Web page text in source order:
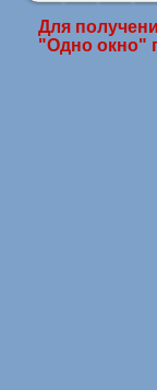
Для
"Одно окно"